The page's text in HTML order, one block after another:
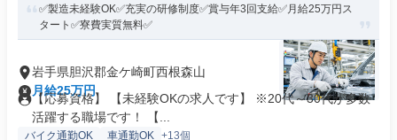
✅製造未経験OK✅充実の研修制度✅賞与年3回支給✅月給25万円ス
タート✅寮費実質無料✅
岩手県胆沢郡金ケ崎町西根森山
月給25万円
【応募資格】 【未経験OKの求人です】 ※20代～30代が多数
活躍する職場です！ 【...
バイク通勤OK 車通勤OK +13個